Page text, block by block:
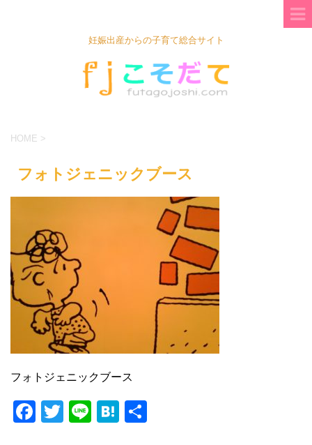
妊娠出産からの子育て総合サイト
HOME >
フォトジェニックブース
フォトジェニックブース
F
T
Li
H